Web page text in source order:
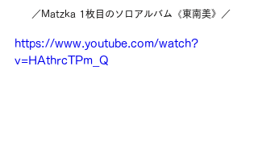
／Matzka 1枚目のソロアルバム《東南美》／
https://www.youtube.com/watch?
v=HAthrcTPm_Q